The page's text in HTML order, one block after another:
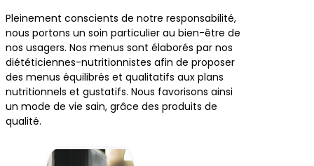
Pleinement conscients de notre responsabilité,
nous portons un soin particulier au bien-être de
nos usagers. Nos menus sont élaborés par nos
diététiciennes-nutritionnistes afin de proposer
des menus équilibrés et qualitatifs aux plans
nutritionnels et gustatifs. Nous favorisons ainsi
un mode de vie sain, grâce des produits de
qualité.